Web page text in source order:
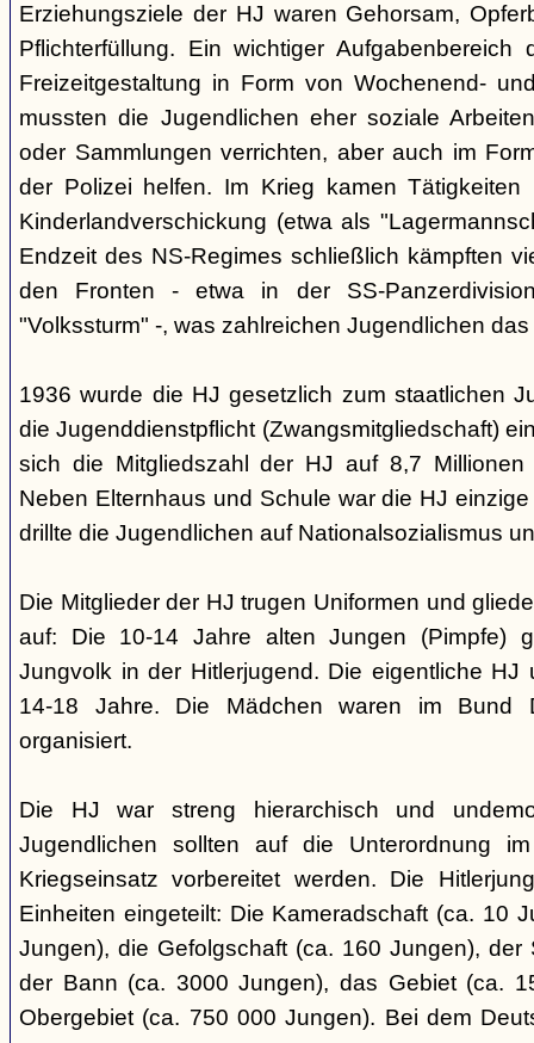
Erziehungsziele der HJ waren Gehorsam,
Pflichterfüllung. Ein wichtiger
Freizeitgestaltung in Form von Wochenend-
mussten die Jugendlichen eher soziale
oder Sammlungen verrichten, aber auch im
der Polizei helfen. Im Krieg kamen
Kinderlandverschickung (etwa als
Endzeit des NS-Regimes schließlich kämpften
den Fronten - etwa in der SS-
"Volkssturm" -, was zahlreichen Jugendlichen
1936 wurde die HJ gesetzlich zum staatlichen
die Jugenddienstpflicht (Zwangsmitgliedschaft)
sich die Mitgliedszahl der HJ auf 8,7 Millionen
Neben Elternhaus und Schule war die HJ
drillte die Jugendlichen auf Nationalsozialismus
Die Mitglieder der HJ trugen Uniformen und
auf: Die 10-14 Jahre alten Jungen (Pimpfe)
Jungvolk in der Hitlerjugend. Die eigentliche HJ
14-18 Jahre. Die Mädchen waren im Bund
organisiert.
Die HJ war streng hierarchisch und
Jugendlichen sollten auf die Unterordnung
Kriegseinsatz vorbereitet werden. Die
Einheiten eingeteilt: Die Kameradschaft (ca. 10
Jungen), die Gefolgschaft (ca. 160 Jungen), der
der Bann (ca. 3000 Jungen), das Gebiet (ca.
Obergebiet (ca. 750 000 Jungen). Bei dem